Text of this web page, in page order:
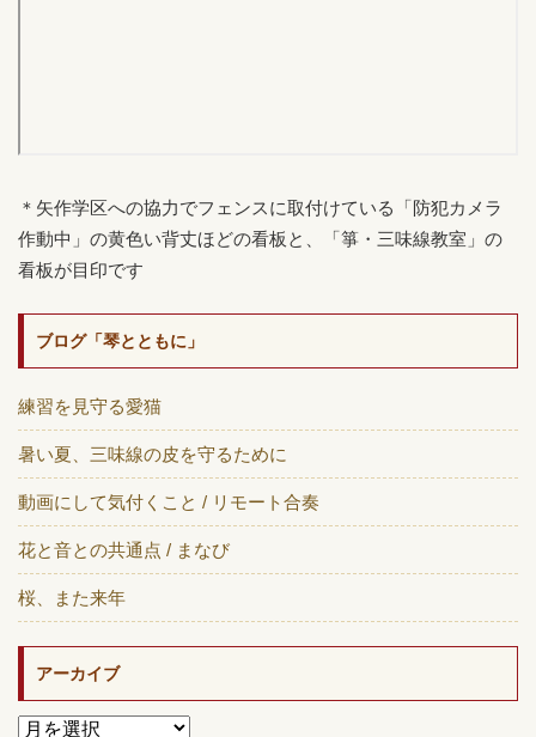
＊矢作学区への協力でフェンスに取付けている「防犯カメラ
作動中」の黄色い背丈ほどの看板と、「箏・三味線教室」の
看板が目印です
ブログ「琴とともに」
練習を見守る愛猫
暑い夏、三味線の皮を守るために
動画にして気付くこと / リモート合奏
花と音との共通点 / まなび
桜、また来年
アーカイブ